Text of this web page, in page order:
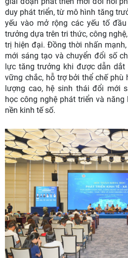
duy phát triển, từ mô hình tăng
yếu vào mở rộng các yếu tố
trưởng dựa trên tri thức, công
trị hiện đại. Đồng thời nhấn
mới sáng tạo và chuyển đổi số
lực tăng trưởng khi được dẫn
vững chắc, hỗ trợ bởi thể chế phù
lượng cao, hệ sinh thái đổi mới
học công nghệ phát triển và
nền kinh tế số.